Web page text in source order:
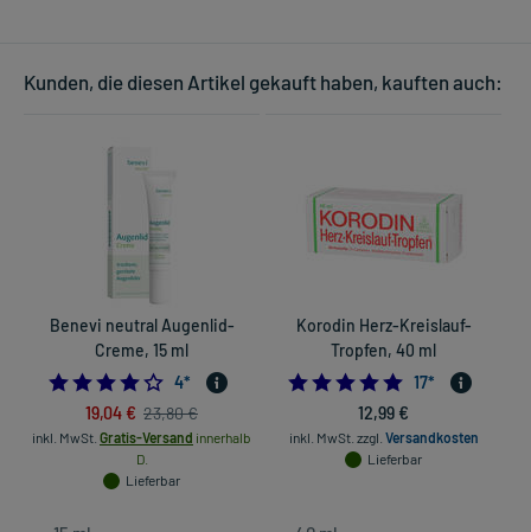
Kunden, die diesen Artikel gekauft haben, kauften auch:
Benevi neutral Augenlid-
Creme, 15 ml
4.0
4*
19,04 € 23,80 €
inkl. MwSt. Gratis-Versand innerhalb
D.
Lieferbar
Korodin Herz-Kreislauf-
Tropfen, 40 ml
5.0
17*
12,99 €
inkl. MwSt. zzgl. Versandkosten
Lieferbar